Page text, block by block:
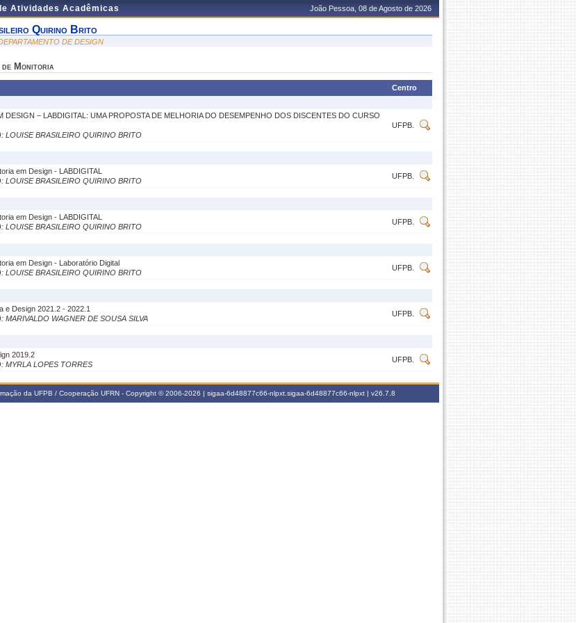
Atividades Acadêmicas João Pessoa, 08 de Agosto de 2026
Quirino Brito
DE DESIGN
Monitoria
Centro
DESIGN – LABDIGITAL: UMA PROPOSTA DE MELHORIA DO DESEMPENHO DOS DISCENTES DO CURSO
LOUISE BRASILEIRO QUIRINO BRITO
UFPB.
em Design - LABDIGITAL
LOUISE BRASILEIRO QUIRINO BRITO
UFPB.
em Design - LABDIGITAL
LOUISE BRASILEIRO QUIRINO BRITO
UFPB.
em Design - Laboratório Digital
LOUISE BRASILEIRO QUIRINO BRITO
UFPB.
e Design 2021.2 - 2022.1
MARIVALDO WAGNER DE SOUSA SILVA
UFPB.
2019.2
MYRLA LOPES TORRES
UFPB.
da UFPB / Cooperação UFRN - Copyright © 2006-2026 | sigaa-6d48877c66-nlpxt.sigaa-6d48877c66-nlpxt | v26.7.8